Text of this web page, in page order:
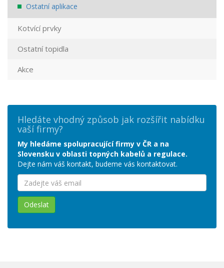
Ostatní aplikace
Kotvící prvky
Ostatní topidla
Akce
Hledáte vhodný způsob jak rozšířit nabídku
vaší firmy?
My hledáme spolupracující firmy v ČR a na
Slovensku v oblasti topných kabelů a regulace.
Dejte nám váš kontakt, budeme vás kontaktovat.
Odeslat